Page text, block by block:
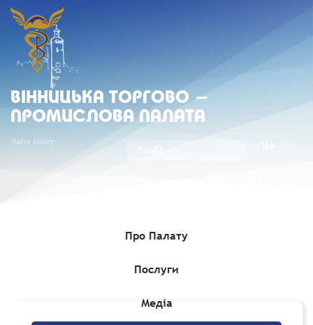
ВIННИЦЬКА ТОРГОВО -
ПРОМИСЛОВА ПАЛАТА
Мапа сайту
Про Палату
Послуги
Медіа
Комерційні пропозиції»Тендерна пропозиція щодо